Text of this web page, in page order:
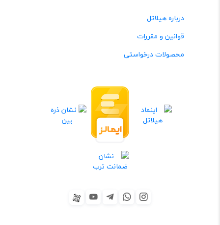
درباره هیلاتل
قوانین و مقررات
محصولات درخواستی